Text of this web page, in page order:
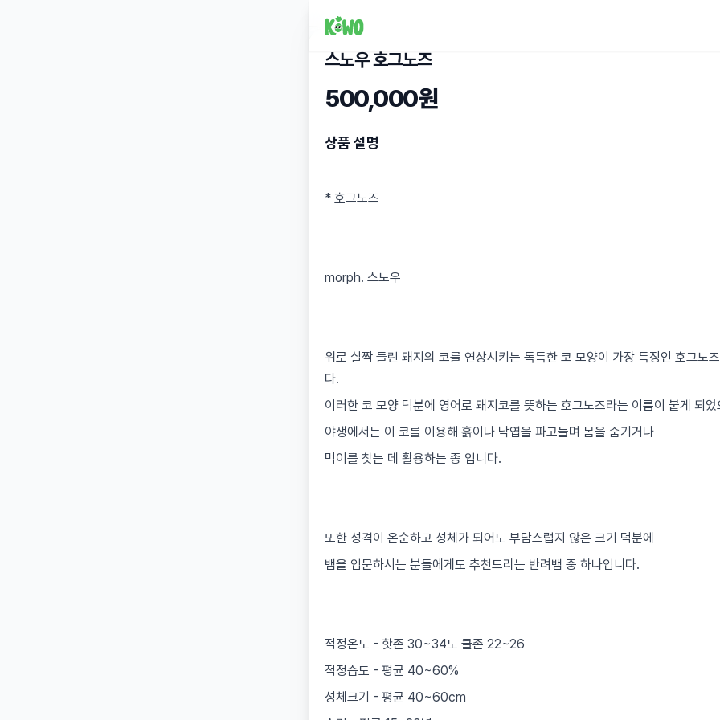
스노우 호그노즈
500,000원
상품 설명
* 호그노즈
morph. 스노우
위로 살짝 들린 돼지의 코를 연상시키는 독특한 코 모양이 가장 특징인 호그노
다.
이러한 코 모양 덕분에 영어로 돼지코를 뜻하는 호그노즈라는 이름이 붙게 되었
야생에서는 이 코를 이용해 흙이나 낙엽을 파고들며 몸을 숨기거나
먹이를 찾는 데 활용하는 종 입니다.
또한 성격이 온순하고 성체가 되어도 부담스럽지 않은 크기 덕분에
뱀을 입문하시는 분들에게도 추천드리는 반려뱀 중 하나입니다.
적정온도 - 핫존 30~34도 쿨존 22~26
적정습도 - 평균 40~60%
성체크기 - 평균 40~60cm